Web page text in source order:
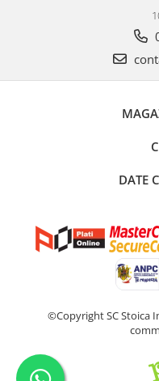
DATE
©Copyright SC Stoica